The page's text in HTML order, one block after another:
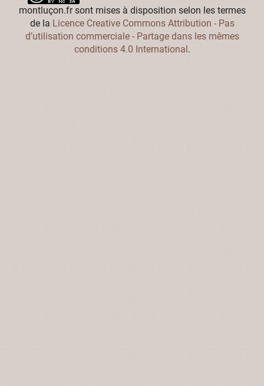
montluçon.fr sont mises à disposition selon les termes
de la Licence Creative Commons Attribution - Pas
d’utilisation commerciale - Partage dans les mêmes
conditions 4.0 International .